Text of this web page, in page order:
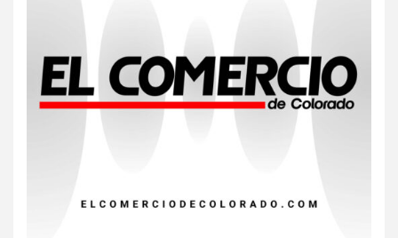
precio
8 • ESTADOS UNIDOS HOGAR Y SALUD